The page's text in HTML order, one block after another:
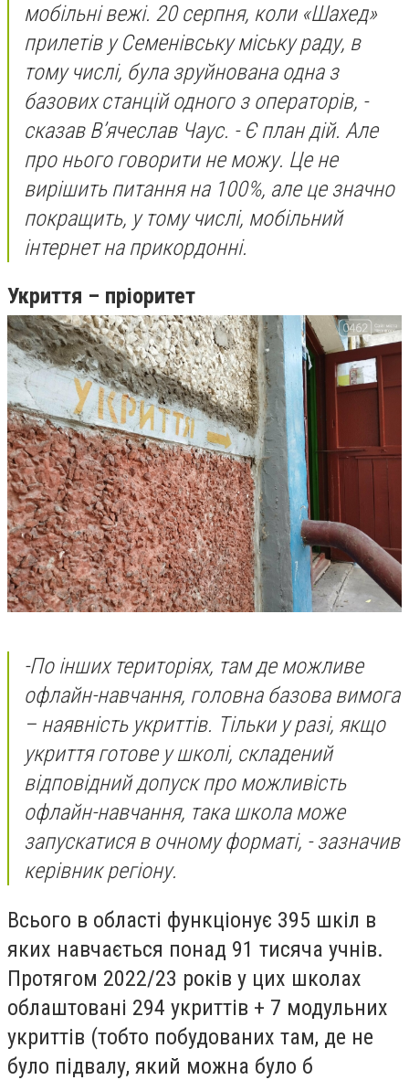
мобільні вежі. 20 серпня, коли «Шахед»
прилетів у Семенівську міську раду, в
тому числі, була зруйнована одна з
базових станцій одного з операторів, -
сказав В’ячеслав Чаус. - Є план дій. Але
про нього говорити не можу. Це не
вирішить питання на 100%, але це значно
покращить, у тому числі, мобільний
інтернет на прикордонні.
Укриття – пріоритет
-По інших територіях, там де можливе
офлайн-навчання, головна базова вимога
– наявність укриттів. Тільки у разі, якщо
укриття готове у школі, складений
відповідний допуск про можливість
офлайн-навчання, така школа може
запускатися в очному форматі, - зазначив
керівник регіону.
Всього в області функціонує 395 шкіл в
яких навчається понад 91 тисяча учнів.
Протягом 2022/23 років у цих школах
облаштовані 294 укриттів + 7 модульних
укриттів (тобто побудованих там, де не
було підвалу, який можна було б